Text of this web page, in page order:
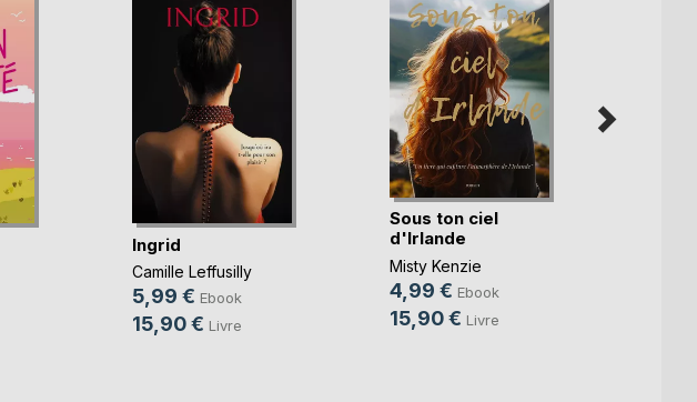
Ingrid
Camille Leffusilly
5,99 € Ebook
15,90 € Livre
Sous ton ciel
d'Irlande
Misty Kenzie
4,99 € Ebook
15,90 € Livre